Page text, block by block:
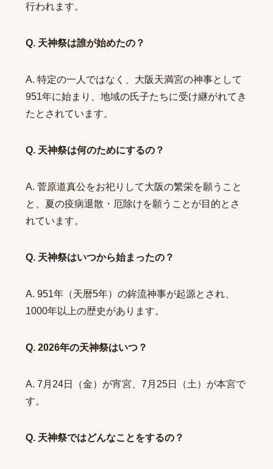
行われます。
Q. 天神祭は誰が始めたの？
A. 特定の一人ではなく、大阪天満宮の神事として
951年に始まり、地域の氏子たちに受け継がれてき
たとされています。
Q. 天神祭は何のためにするの？
A. 菅原道真公をお祀りして大阪の繁栄を願うこと
と、夏の疫病退散・厄除けを願うことが目的とさ
れています。
Q. 天神祭はいつから始まったの？
A. 951年（天暦5年）の鉾流神事が起源とされ、
1000年以上の歴史があります。
Q. 2026年の天神祭はいつ？
A. 7月24日（金）が宵宮、7月25日（土）が本宮で
す。
Q. 天神祭ではどんなことをするの？